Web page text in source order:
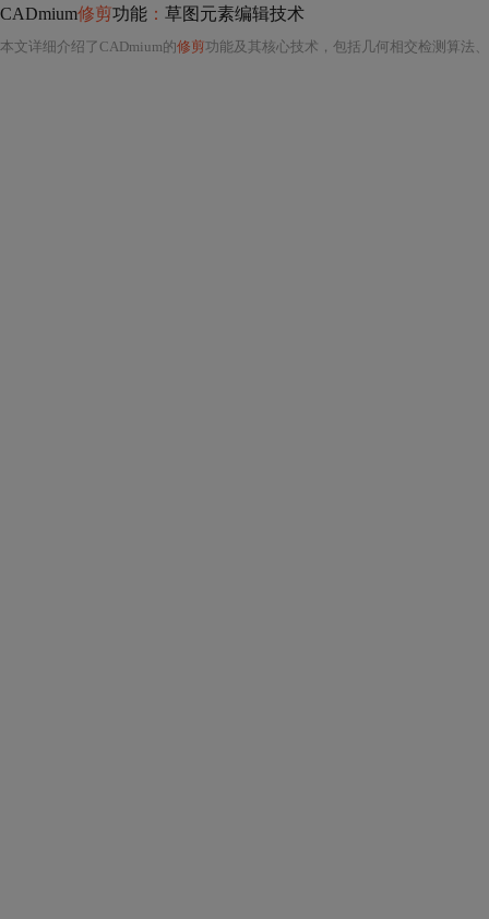
CADmium修剪功能 ： 草图元素编辑技术
本文详细介绍了CADmium的修剪功能及其核心技术，包括几何相交检测算法、约束保持